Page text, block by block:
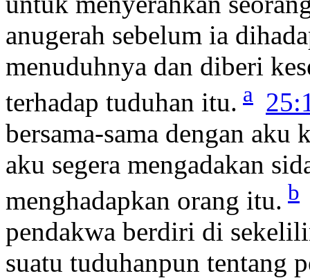
anugerah sebelum ia
menuduhnya dan diberi
terhadap tuduhan itu. a
bersama-sama dengan aku
aku segera mengadakan
menghadapkan orang itu. b
pendakwa berdiri di
suatu tuduhanpun tentang